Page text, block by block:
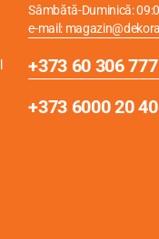
Sâmbătă-Duminică:
e-mail:
+373 60 306 777
+373 6000 20 40